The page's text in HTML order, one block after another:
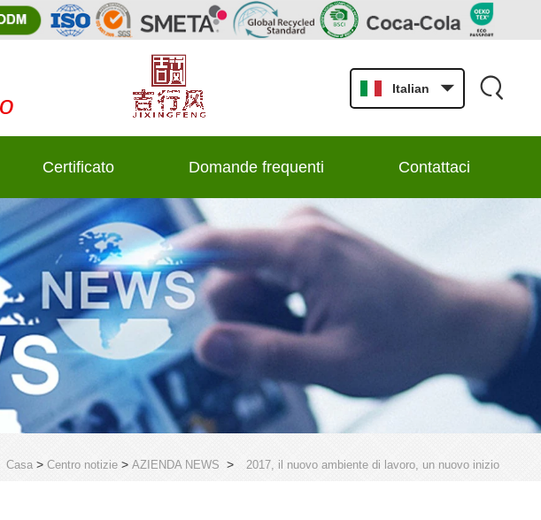
Italian
Certificato Domande frequenti Contattaci
Casa > Centro notizie > AZIENDA NEWS > 2017, il nuovo ambiente di lavoro, un nuovo inizio